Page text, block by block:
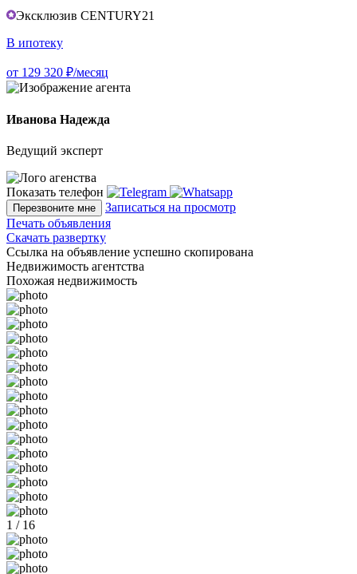
Эксклюзив CENTURY21
В ипотеку
от 129 320 ₽/месяц
Иванова Надежда
Ведущий эксперт
Показать телефон
Перезвоните мне
Записаться на просмотр
Печать объявления
Скачать развертку
Ссылка на объявление успешно скопирована
Недвижимость агентства
Похожая недвижимость
1 / 16